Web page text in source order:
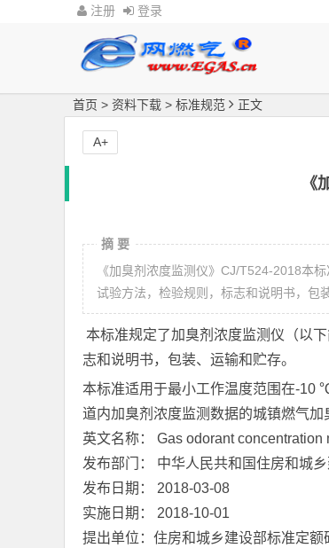
注册 登录
首页 > 资料下载 > 标准规范 正文
《
摘 要
《加臭剂浓度监测仪》CJ/T524-2018本
试验方法，检验规则，标志和说明书，包
本标准规定了加臭剂浓度监测仪（以
志和说明书，包装、运输和贮存。
本标准适用于最小工作温度范围在-10
道内加臭剂浓度监测数据的城镇燃气加
英文名称： Gas odorant concentration
发布部门： 中华人民共和国住房和城
发布日期： 2018-03-08
实施日期： 2018-10-01
提出单位：住房和城乡建设部标准定额
A+